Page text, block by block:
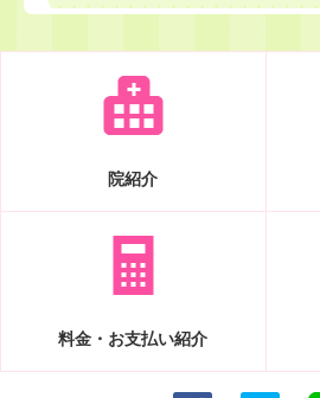
院紹介
料金・お支払い紹介